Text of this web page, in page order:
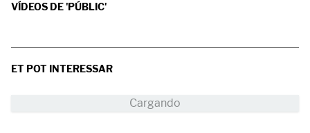
VÍDEOS DE 'PÚBLIC'
ET POT INTERESSAR